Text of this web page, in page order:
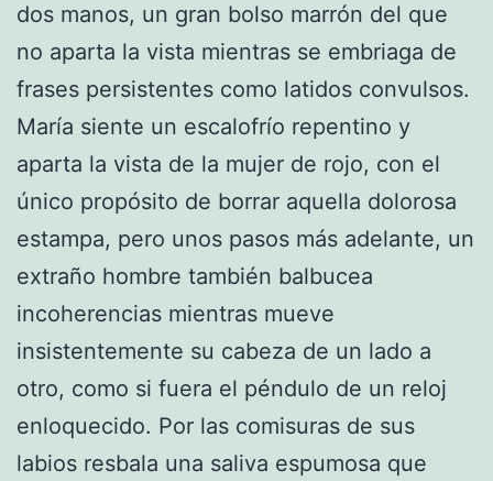
dos manos, un gran bolso marrón del que
no aparta la vista mientras se embriaga de
frases persistentes como latidos convulsos.
María siente un escalofrío repentino y
aparta la vista de la mujer de rojo, con el
único propósito de borrar aquella dolorosa
estampa, pero unos pasos más adelante, un
extraño hombre también balbucea
incoherencias mientras mueve
insistentemente su cabeza de un lado a
otro, como si fuera el péndulo de un reloj
enloquecido. Por las comisuras de sus
labios resbala una saliva espumosa que